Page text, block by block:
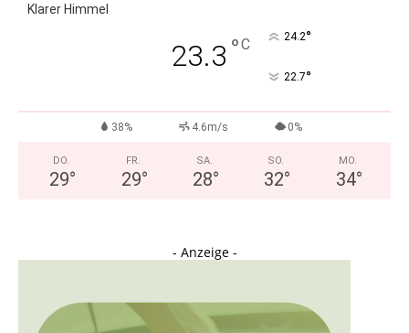
Klarer Himmel
23.3 °C 24.2°
22.7°
38% 4.6m/s 0%
DO.
29°
FR.
29°
SA.
28°
SO.
32°
MO.
34°
- Anzeige -